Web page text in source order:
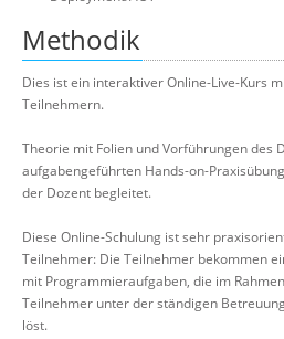
Methodik
Dies ist ein interaktiver Online-Live-Kurs
Teilnehmern.
Theorie mit Folien und Vorführungen des
aufgabengeführten Hands-on-
der Dozent begleitet.
Diese Online-Schulung ist sehr
Teilnehmer: Die Teilnehmer bekommen
mit Programmieraufgaben, die im
Teilnehmer unter der ständigen
löst.